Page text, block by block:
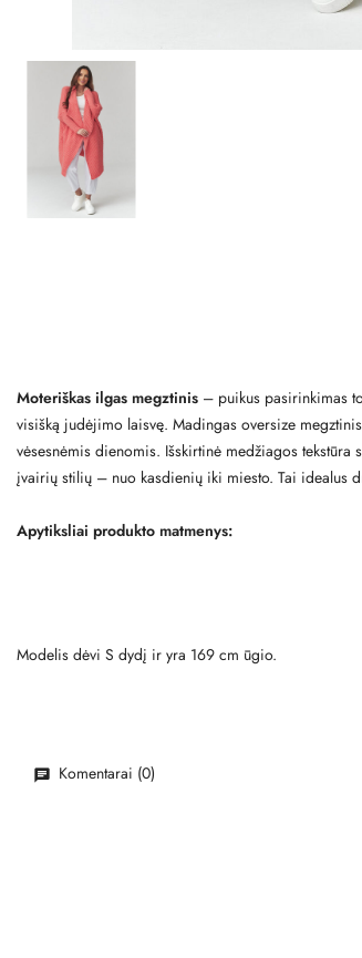
Moteriškas ilgas megztinis – puikus pasirinkimas
visišką judėjimo laisvę. Madingas oversize
vėsesnėmis dienomis. Išskirtinė medžiagos
įvairių stilių – nuo kasdienių iki miesto. Tai idealus
Apytiksliai produkto matmenys:
Modelis dėvi S dydį ir yra 169 cm ūgio.
Komentarai (0)